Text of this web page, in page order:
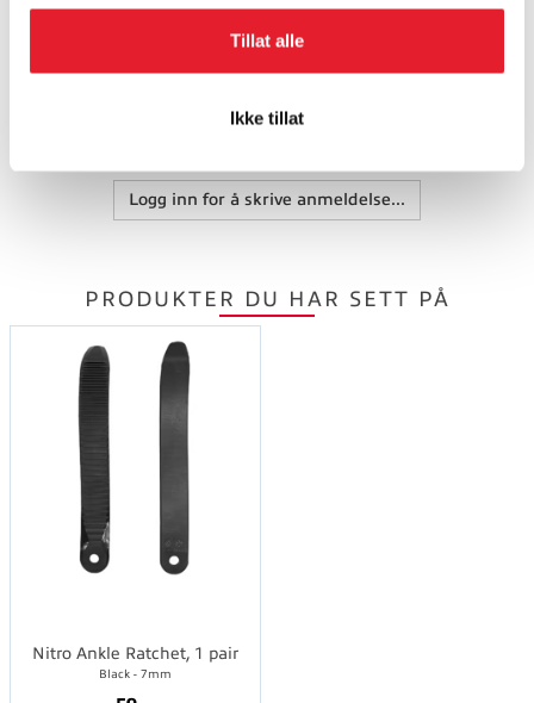
Tillat alle
Ikke tillat
Logg inn for å skrive anmeldelse...
PRODUKTER DU HAR SETT PÅ
Nitro Ankle Ratchet, 1 pair
Black - 7mm